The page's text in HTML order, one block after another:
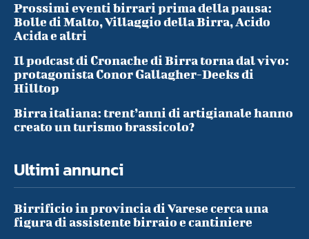
Prossimi eventi birrari prima della pausa:
Bolle di Malto, Villaggio della Birra, Acido
Acida e altri
Il podcast di Cronache di Birra torna dal vivo:
protagonista Conor Gallagher-Deeks di
Hilltop
Birra italiana: trent’anni di artigianale hanno
creato un turismo brassicolo?
Ultimi annunci
Birrificio in provincia di Varese cerca una
figura di assistente birraio e cantiniere